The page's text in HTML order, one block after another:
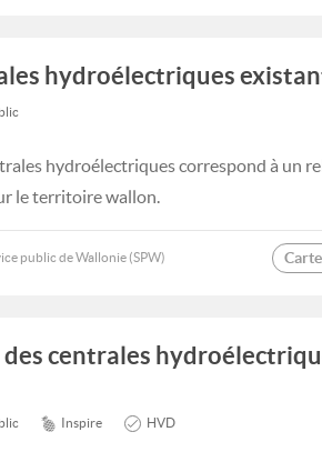
hydroélectriques
hydroélectriques correspond à un
le territoire wallon.
public de Wallonie (SPW) Carte
des centrales
Inspire HVD